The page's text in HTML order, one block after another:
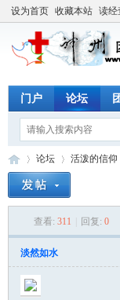
设为首页 收藏本站 读经
门户 论坛
论坛
›
活泼的信仰
查看: 311 回复: 0
淡然如水